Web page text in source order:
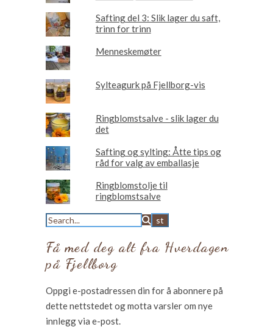
Safting del 3: Slik lager du saft,
trinn for trinn
Menneskemøter
Sylteagurk på Fjellborg-vis
Ringblomstsalve - slik lager du
det
Safting og sylting: Åtte tips og
råd for valg av emballasje
Ringblomstolje til
ringblomstsalve
Få med deg alt fra Hverdagen
på Fjellborg
Oppgi e-postadressen din for å abonnere på
dette nettstedet og motta varsler om nye
innlegg via e-post.